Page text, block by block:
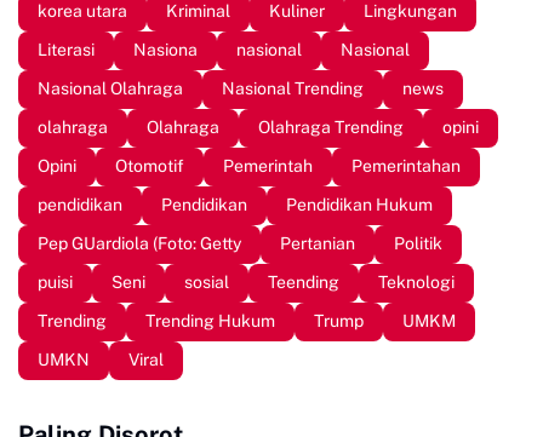
korea utara
Kriminal Kuliner
Lingkungan
Literasi
Nasiona nasional
Nasional
Nasional Olahraga
Nasional Trending
news
olahraga
Olahraga Olahraga Trending
opini
Opini
Otomotif Pemerintah
Pemerintahan
pendidikan
Pendidikan
Pendidikan Hukum
Pep GUardiola (Foto: Getty
Pertanian
Politik
puisi
Seni sosial Teending
Teknologi
Trending
Trending Hukum Trump
UMKM
UMKN
Viral